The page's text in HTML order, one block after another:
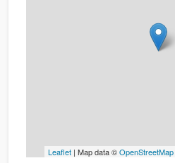
Leaflet | Map data ©OpenStreetMap